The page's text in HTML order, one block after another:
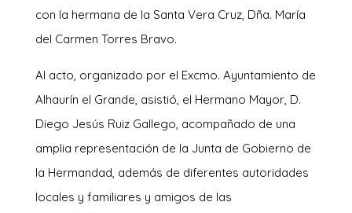
con la hermana de la Santa Vera Cruz, Dña. María
del Carmen Torres Bravo.
Al acto, organizado por el Excmo. Ayuntamiento de
Alhaurín el Grande, asistió, el Hermano Mayor, D.
Diego Jesús Ruiz Gallego, acompañado de una
amplia representación de la Junta de Gobierno de
la Hermandad, además de diferentes autoridades
locales y familiares y amigos de las